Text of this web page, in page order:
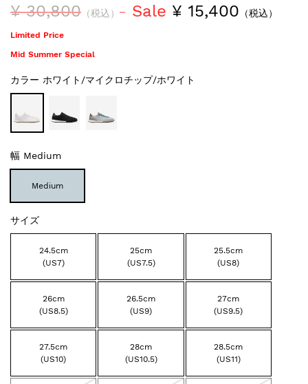
¥ 30,800 （税込） Sale ¥ 15,400 （税込）
Limited Price
Mid Summer Special
カラー ホワイト/マイクロチップ/ホワイト
幅 Medium
Medium
サイズ
24.5cm
(US7)
25cm
(US7.5)
25.5cm
(US8)
26cm
(US8.5)
26.5cm
(US9)
27cm
(US9.5)
27.5cm
(US10)
28cm
(US10.5)
28.5cm
(US11)